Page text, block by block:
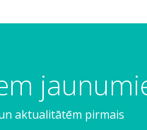
aktualitātēm pirmais